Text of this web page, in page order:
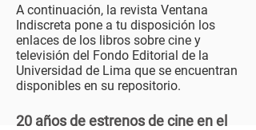
A continuación, la revista Ventana
Indiscreta pone a tu disposición los
enlaces de los libros sobre cine y
televisión del Fondo Editorial de la
Universidad de Lima que se encuentran
disponibles en su repositorio.
20 años de estrenos de cine en el